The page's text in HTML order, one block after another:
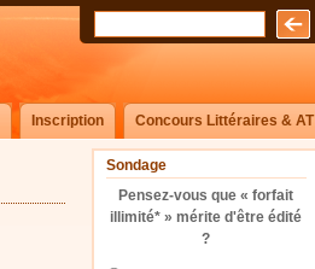
Inscription Concours Littéraires & AT
Sondage
Pensez-vous que « forfait
illimité* » mérite d'être édité
?